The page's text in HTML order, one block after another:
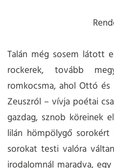
Talán még sosem látott
rockerek, tovább
romkocsma, ahol Ottó
Zeuszról – vívja poétai
gazdag, sznob köreinek
lilán hömpölygő
sorokat testi valóra